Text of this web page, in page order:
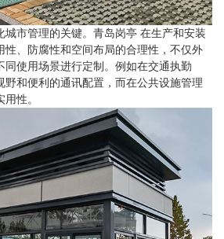
城市管理的关键。青岛岗亭 在生产和安装
性、防腐性和空间布局的合理性，不仅外
同使用场景进行定制。例如在交通执勤
野和便利的通讯配置，而在公共设施管理
性。